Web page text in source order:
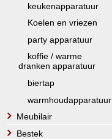
keukenapparatuur
Koelen en vriezen
party apparatuur
koffie / warme
dranken apparatuur
biertap
warmhoudapparatuur
Meubilair
Bestek